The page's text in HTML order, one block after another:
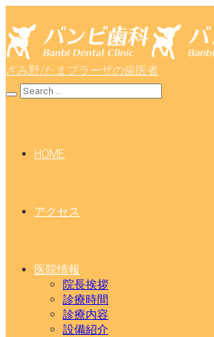
ざみ野/たまプラーザの歯医者
HOME
アクセス
医院情報
院長挨拶
診療時間
診療内容
設備紹介